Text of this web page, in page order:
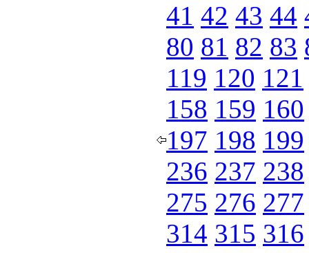
41 42 43 44
80 81 82 83
119 120 121
158 159 160
197 198 199
236 237 238
275 276 277
314 315 316